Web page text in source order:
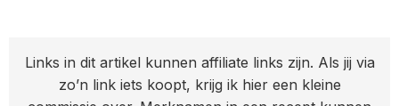
Links in dit artikel kunnen affiliate links zijn. Als jij via
zo’n link iets koopt, krijg ik hier een kleine